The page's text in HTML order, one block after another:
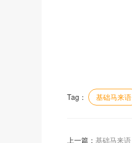
Tag： 基础马来语
上一篇： 基础马来